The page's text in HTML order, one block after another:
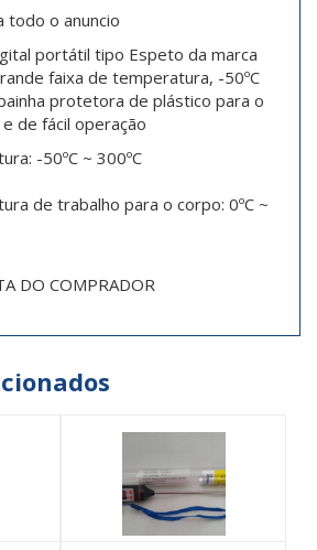
todo o anuncio
portátil tipo Espeto da marca
faixa de temperatura, -50ºC
protetora de plástico para o
de fácil operação
-50ºC ~ 300ºC
de trabalho para o corpo: 0ºC ~
DO COMPRADOR